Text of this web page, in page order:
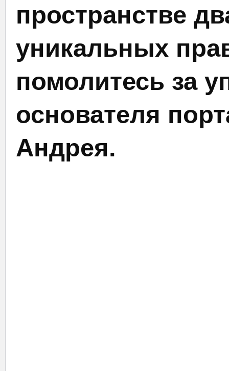
пространстве
уникальных
помолитесь за
основателя
Андрея.